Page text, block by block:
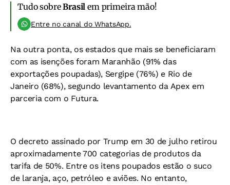
Tudo sobreBrasil em primeira mão!
Entre no canal do WhatsApp.
Na outra ponta, os estados que mais se beneficiaram
com as isenções foram Maranhão (91% das
exportações poupadas), Sergipe (76%) e Rio de
Janeiro (68%), segundo levantamento da Apex em
parceria com o Futura.
O decreto assinado por Trump em 30 de julho retirou
aproximadamente 700 categorias de produtos da
tarifa de 50%. Entre os itens poupados estão o suco
de laranja, aço, petróleo e aviões. No entanto,